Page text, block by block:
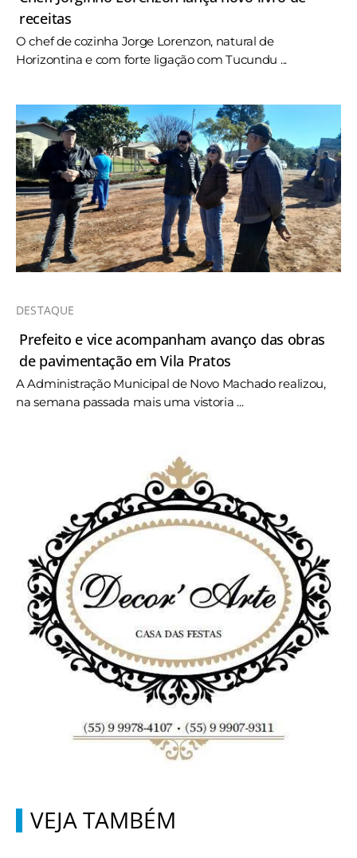
receitas
O chef de cozinha Jorge Lorenzon, natural de
Horizontina e com forte ligação com Tucundu ...
DESTAQUE
Prefeito e vice acompanham avanço das obras
de pavimentação em Vila Pratos
A Administração Municipal de Novo Machado realizou,
na semana passada mais uma vistoria ...
VEJA TAMBÉM